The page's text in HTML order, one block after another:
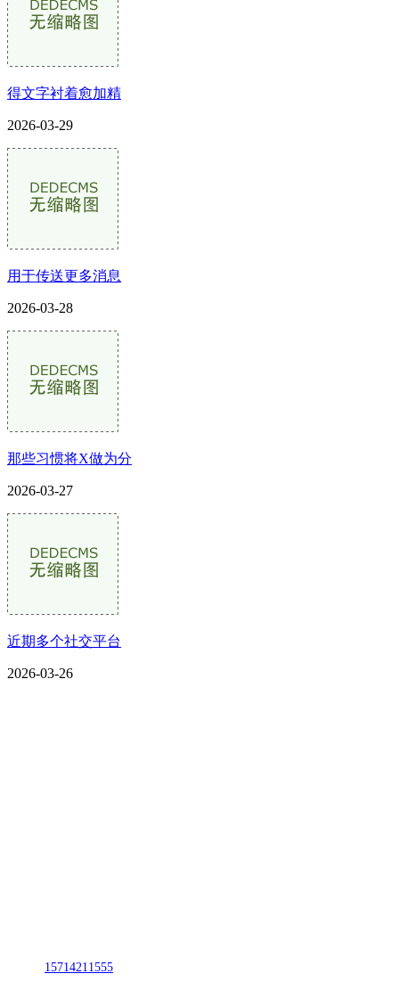
得文字衬着愈加精
2026-03-29
用于传送更多消息
2026-03-28
那些习惯将X做为分
2026-03-27
近期多个社交平台
2026-03-26
15714211555